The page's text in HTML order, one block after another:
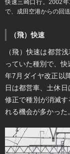
快速三崎口行。2002
で、成田空港からの回
（飛）快速
（飛）快速は都営
っていた種別で、
年7月ダイヤ改正以
日は都営車、土休
修正で種別が消滅
れる機会が多かった。